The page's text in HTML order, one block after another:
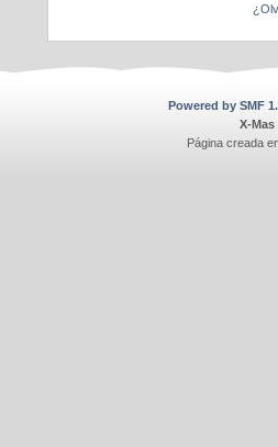
Powered by SMF
X-Mas
Página creada